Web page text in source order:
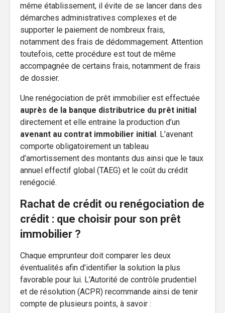
même établissement, il évite de se lancer dans des
démarches administratives complexes et de
supporter le paiement de nombreux frais,
notamment des frais de dédommagement. Attention
toutefois, cette procédure est tout de même
accompagnée de certains frais, notamment de frais
de dossier.
Une renégociation de prêt immobilier est effectuée
auprès de la banque distributrice du prêt initial
directement et elle entraine la production d’un
avenant au contrat immobilier initial. L’avenant
comporte obligatoirement un tableau
d’amortissement des montants dus ainsi que le taux
annuel effectif global (TAEG) et le coût du crédit
renégocié.
Rachat de crédit ou renégociation de
crédit : que choisir pour son prêt
immobilier ?
Chaque emprunteur doit comparer les deux
éventualités afin d’identifier la solution la plus
favorable pour lui. L’Autorité de contrôle prudentiel
et de résolution (ACPR) recommande ainsi de tenir
compte de plusieurs points, à savoir :